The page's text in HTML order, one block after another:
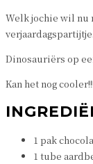
Welk jochie wil nu
verjaardagspartijtje.
Dinosauriërs op
Kan het nog
1 pak
1 tube